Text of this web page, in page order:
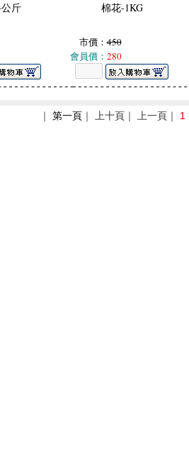
斤 棉花-1KG
市價：450
會員價： 280
｜ 第一頁｜ 上十頁｜ 上一頁｜ 1